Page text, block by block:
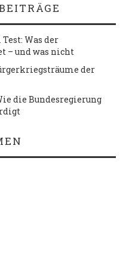
Test: Was der
– und was nicht
der
die Bundesregierung